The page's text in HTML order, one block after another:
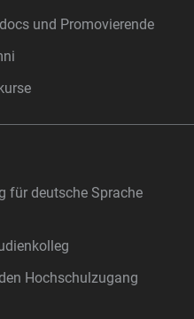
und Promovierende
für deutsche Sprache
Hochschulzugang